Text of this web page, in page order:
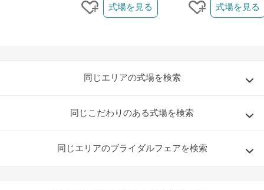
クリップする
式場を見る
クリップする
式場を見る
同じエリアの式場を検索
同じこだわりのある式場を検索
同じエリアのブライダルフェアを検索